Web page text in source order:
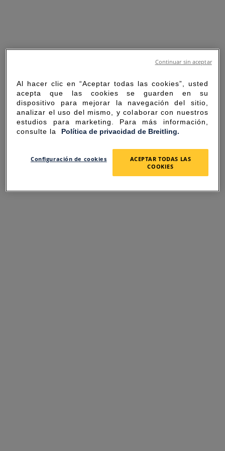
SORRY FOR THE
INCONVENIENCE
Al hacer clic en “Aceptar todas las cookies”, usted
acepta que las cookies se guarden en su
dispositivo para mejorar la navegación del sitio,
analizar el uso del mismo, y colaborar con nuestros
estudios para marketing. Para más información,
consulte la Política de privacidad de Breitling.
Configuración de cookies
ACEPTAR TODAS LAS
COOKIES
Continuar sin aceptar